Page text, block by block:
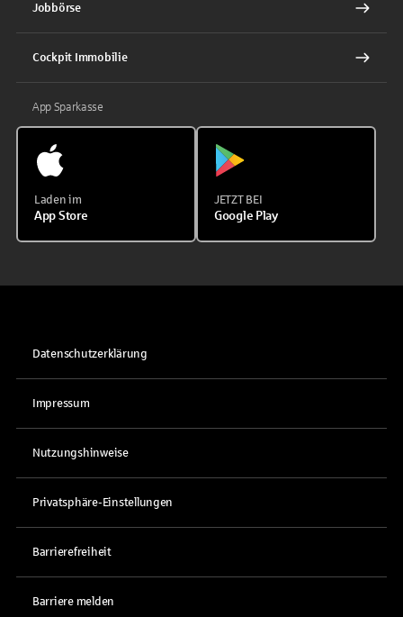
Jobbörse
Cockpit Immobilie
App Sparkasse
Laden im
App Store
JETZT BEI
Google Play
Datenschutzerklärung
Impressum
Nutzungshinweise
Privatsphäre-Einstellungen
Barrierefreiheit
Barriere melden